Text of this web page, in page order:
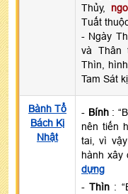
Thủy,
Tuất
- Ngày
và Thân
Thìn,
Tam Sát
Bành Tổ
Bách Kị
Nhật
- Bính:
nên tiến
tai, vì
hành xây
dựng
-Thìn :